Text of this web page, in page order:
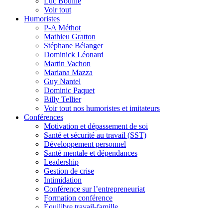
Voir tout
Humoristes
P-A Méthot
Mathieu Gratton
Stéphane Bélanger
Dominick Léonard
Martin Vachon
Mariana Mazza
Guy Nantel
Dominic Paquet
Billy Tellier
Voir tout nos humoristes et imitateurs
Conférences
Motivation et dépassement de soi
Santé et sécurité au travail (SST)
Développement personnel
Santé mentale et dépendances
Leadership
Gestion de crise
Intimidation
Conférence sur l’entrepreneuriat
Formation conférence